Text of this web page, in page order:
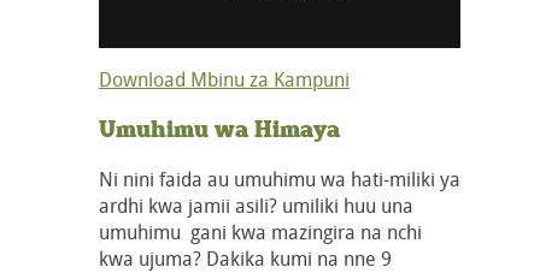
Download Mbinu za Kampuni
Umuhimu wa Himaya
Ni nini faida au umuhimu wa hati-miliki ya
ardhi kwa jamii asili? umiliki huu una
umuhimu gani kwa mazingira na nchi
kwa ujuma? Dakika kumi na nne 9